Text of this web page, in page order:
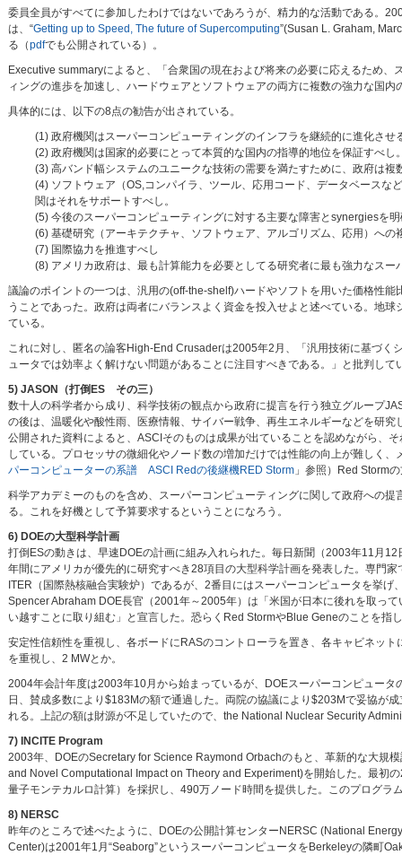
委員全員がすべてに参加したわけではないであろうが、精力的な活動である。
は、“Getting up to Speed, The future of Supercomputing”(Susan L. Graham,
る（pdfでも公開されている）。
Executive summaryによると、「合衆国の現在および将来の必要に応えるため
ィングの進歩を加速し、ハードウェアとソフトウェアの両方に複数の強力な国
具体的には、以下の8点の勧告が出されている。
(1) 政府機関はスーパーコンピューティングのインフラを継続的に進化させ
(2) 政府機関は国家的必要にとって本質的な国内の指導的地位を保証すべし
(3) 高バンド幅システムのユニークな技術の需要を満たすために、政府は複
(4) ソフトウェア（OS,コンパイラ、ツール、応用コード、データベース
関はそれをサポートすべし。
(5) 今後のスーパーコンピューティングに対する主要な障害とsynergiesを
(6) 基礎研究（アーキテクチャ、ソフトウェア、アルゴリズム、応用）へ
(7) 国際協力を推進すべし
(8) アメリカ政府は、最も計算能力を必要としてる研究者に最も強力なス
議論のポイントの一つは、汎用の(off-the-shelf)ハードやソフトを用いた価格性
うことであった。政府は両者にバランスよく資金を投入せよと述べている。地
ている。
これに対し、匿名の論客High-End Crusaderは2005年2月、「汎用技術に基づ
ュータでは効率よく解けない問題があることに注目すべきである。」と批判して
5) JASON（打倒ES その三）
数十人の科学者から成り、科学技術の観点から政府に提言を行う独立グループ
の後は、温暖化や酸性雨、医療情報、サイバー戦争、再生エネルギーなどを研
公開された資料によると、ASCIそのものは成果が出ていることを認めながら、
している。プロセッサの微細化やノード数の増加だけでは性能の向上が難しく
パーコンピューターの系譜 ASCI Redの後継機RED Storm」参照）Red Storm
科学アカデミーのものを含め、スーパーコンピューティングに関して政府への
る。これを好機として予算要求するということになろう。
6) DOEの大型科学計画
打倒ESの動きは、早速DOEの計画に組み入れられた。毎日新聞（2003年11月
年間にアメリカが優先的に研究すべき28項目の大型科学計画を発表した。専門
ITER（国際熱核融合実験炉）であるが、2番目にはスーパーコンピュータを挙
Spencer Abraham DOE長官（2001年～2005年）は「米国が日本に後れを取っ
い越すことに取り組む」と宣言した。恐らくRed StormやBlue Geneのことを指
安定性信頼性を重視し、各ボードにRASのコントローラを置き、各キャビネッ
を重視し、2 MWとか。
2004年会計年度は2003年10月から始まっているが、DOEスーパーコンピュータ
日、賛成多数により$183Mの額で通過した。両院の協議により$203Mで妥協が
れる。上記の額は財源が不足していたので、the National Nuclear Security
7) INCITE Program
2003年、DOEのSecretary for Science Raymond Orbachのもと、革新的な大規
and Novel Computational Impact on Theory and Experiment)を開始した。最初
量子モンテカルロ計算）を採択し、490万ノード時間を提供した。このプログラ
8) NERSC
昨年のところで述べたように、DOEの公開計算センターNERSC (National
Center)は2001年1月“Seaborg”というスーパーコンピュータをBerkeleyの隣町